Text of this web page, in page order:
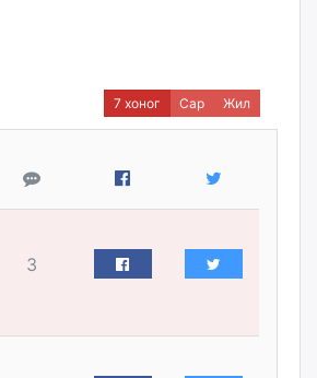
Орон сууц, нийтийн аж ахуй,
авто зам, тохижилт
холбоотой ГОМДОЛ их байгааг
Бариста хийх нь залуусын
7 хоног Сар Жил
3